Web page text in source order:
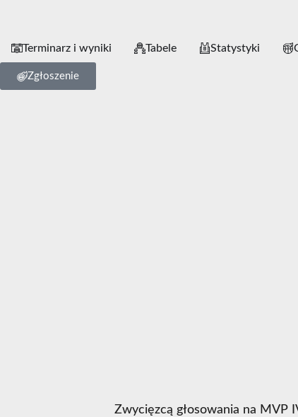
Terminarz i wyniki Tabele Statystyki
Zgłoszenie
Zwycięzcą głosowania na MVP